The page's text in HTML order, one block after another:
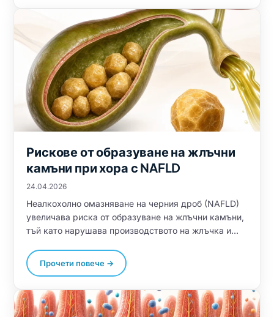
голяма прецизност и надеждност, благодарение на
контролираните производствени процеси.
Рискове от образуване на жлъчни
камъни при хора с NAFLD
24.04.2026
Неалкохолно омазняване на черния дроб (NAFLD)
увеличава риска от образуване на жлъчни камъни,
тъй като нарушава производството на жлъчка и
инозитол, метионин и таурин може да намали този
риск чрез подобряване на жлъчния поток,
предотвратяване на кристализацията на
холестерола.
Прочети повече →